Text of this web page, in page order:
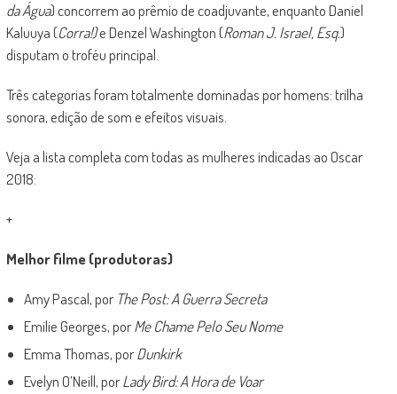
da Água) concorrem ao prêmio de coadjuvante, enquanto Daniel
Kaluuya (Corra!)e Denzel Washington (Roman J. Israel, Esq.)
disputam o troféu principal.
Três categorias foram totalmente dominadas por homens: trilha
sonora, edição de som e efeitos visuais.
Veja a lista completa com todas as mulheres indicadas ao Oscar
2018:
+
Melhor filme (produtoras)
Amy Pascal, por The Post: A Guerra Secreta
Emilie Georges, porMe Chame Pelo Seu Nome
Emma Thomas, porDunkirk
Evelyn O’Neill, porLady Bird: A Hora de Voar